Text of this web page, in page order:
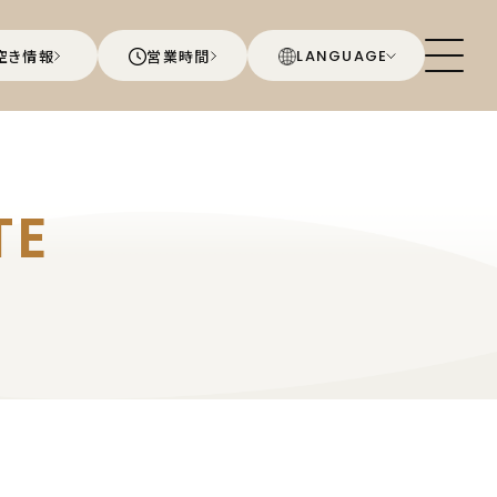
き情報 営業時間 LANGUAGE